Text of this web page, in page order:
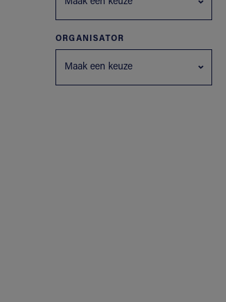
ORGANISATOR
Maak een keuze